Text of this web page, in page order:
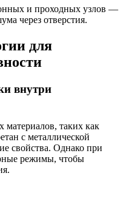
и проходных узлов —
через отверстия.
для
внутри
таких как
с металлической
свойства. Однако при
режимы, чтобы